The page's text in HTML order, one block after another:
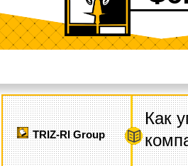
TRIZ-RI Group
Как